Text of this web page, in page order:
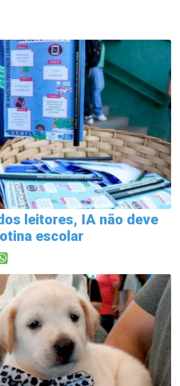
leitores, IA não deve
escolar